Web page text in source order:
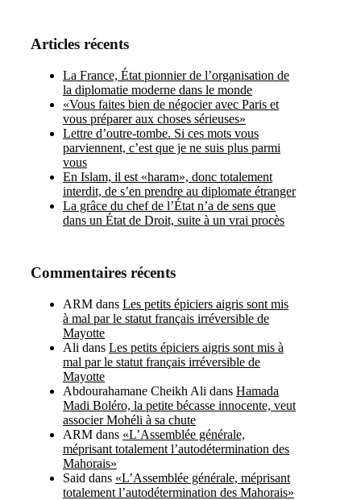
Articles récents
La France, État pionnier de l’organisation de
la diplomatie moderne dans le monde
«Vous faites bien de négocier avec Paris et
vous préparer aux choses sérieuses»
Lettre d’outre-tombe. Si ces mots vous
parviennent, c’est que je ne suis plus parmi
vous
En Islam, il est «haram», donc totalement
interdit, de s’en prendre au diplomate étranger
La grâce du chef de l’État n’a de sens que
dans un État de Droit, suite à un vrai procès
Commentaires récents
ARM dans Les petits épiciers aigris sont mis
à mal par le statut français irréversible de
Mayotte
Ali dans Les petits épiciers aigris sont mis à
mal par le statut français irréversible de
Mayotte
Abdourahamane Cheikh Ali dans Hamada
Madi Boléro, la petite bécasse innocente, veut
associer Mohéli à sa chute
ARM dans «L’Assemblée générale,
méprisant totalement l’autodétermination des
Mahorais»
Said dans «L’Assemblée générale, méprisant
totalement l’autodétermination des Mahorais»